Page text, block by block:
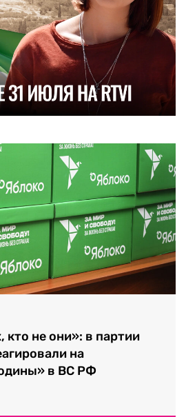
кто не они»: в партии
на
в ВС РФ